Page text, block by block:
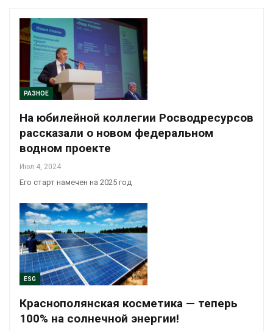
РАЗНОЕ
На юбилейной коллегии Росводресурсов
рассказали о новом федеральном
водном проекте
Июл 4, 2024
Его старт намечен на 2025 год
ESG
Краснополянская косметика — теперь
100% на солнечной энергии!